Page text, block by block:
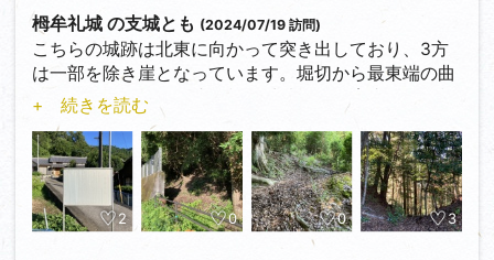
栂牟礼城 の支城とも (2024/07/19 訪問)
こちらの城跡は北東に向かって突き出しており、3方
は一部を除き崖となっています。堀切から最東端の曲
輪迄70m程の長さの小規模な城跡です。案内板では栂
牟礼城 の支城と書いていますが直線距離で12・3km程
離れています。ちょっと遠いですよね。
古城盛衰記さんの情報により表示板より西へ100m強
進んだ擁壁の裏から直登しました。ここには赤テープ
がぶら下げてあります。どうやらこちらが正規のルー
+ 続きを読む
2 0 0 3